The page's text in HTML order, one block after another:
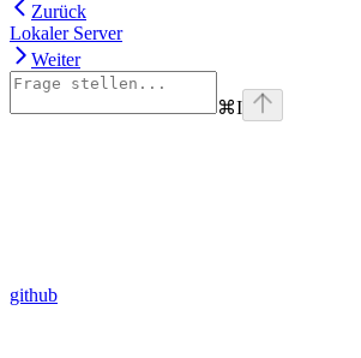
Zurück
Lokaler Server
Weiter
⌘I
github